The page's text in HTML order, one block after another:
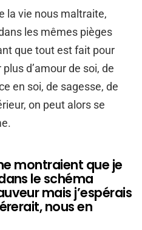
la vie nous maltraite,
les mêmes pièges
que tout est fait pour
d’amour de soi, de
en soi, de sagesse, de
on peut alors se
montraient que je
le schéma
mais j’espérais
nous en